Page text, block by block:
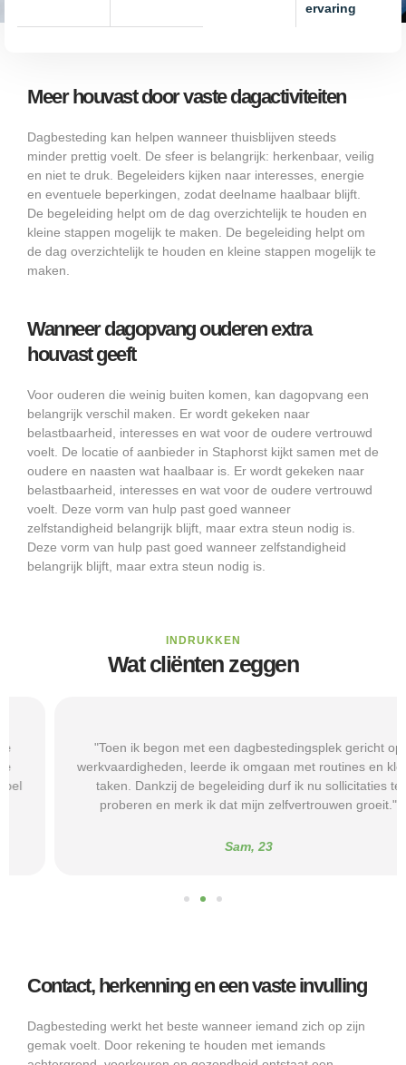
ervaring
Meer houvast door vaste dagactiviteiten
Dagbesteding kan helpen wanneer thuisblijven steeds
minder prettig voelt. De sfeer is belangrijk: herkenbaar, veilig
en niet te druk. Begeleiders kijken naar interesses, energie
en eventuele beperkingen, zodat deelname haalbaar blijft.
De begeleiding helpt om de dag overzichtelijk te houden en
kleine stappen mogelijk te maken. De begeleiding helpt om
de dag overzichtelijk te houden en kleine stappen mogelijk te
maken.
Wanneer dagopvang ouderen extra
houvast geeft
Voor ouderen die weinig buiten komen, kan dagopvang een
belangrijk verschil maken. Er wordt gekeken naar
belastbaarheid, interesses en wat voor de oudere vertrouwd
voelt. De locatie of aanbieder in Staphorst kijkt samen met de
oudere en naasten wat haalbaar is. Er wordt gekeken naar
belastbaarheid, interesses en wat voor de oudere vertrouwd
voelt. Deze vorm van hulp past goed wanneer
zelfstandigheid belangrijk blijft, maar extra steun nodig is.
Deze vorm van hulp past goed wanneer zelfstandigheid
belangrijk blijft, maar extra steun nodig is.
INDRUKKEN
Wat cliënten zeggen
"Toen ik begon met een dagbestedingsplek gericht op
werkvaardigheden, leerde ik omgaan met routines en kleine
taken. Dankzij de begeleiding durf ik nu sollicitaties te
proberen en merk ik dat mijn zelfvertrouwen groeit."
Sam, 23
Contact, herkenning en een vaste invulling
Dagbesteding werkt het beste wanneer iemand zich op zijn
gemak voelt. Door rekening te houden met iemands